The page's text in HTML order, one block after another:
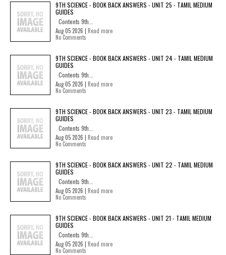
9TH SCIENCE - BOOK BACK ANSWERS - UNIT 25 - TAMIL MEDIUM
GUIDES
Contents 9th...
Aug 05 2026 | Read more
No Comments
9TH SCIENCE - BOOK BACK ANSWERS - UNIT 24 - TAMIL MEDIUM
GUIDES
Contents 9th...
Aug 05 2026 | Read more
No Comments
9TH SCIENCE - BOOK BACK ANSWERS - UNIT 23 - TAMIL MEDIUM
GUIDES
Contents 9th...
Aug 05 2026 | Read more
No Comments
9TH SCIENCE - BOOK BACK ANSWERS - UNIT 22 - TAMIL MEDIUM
GUIDES
Contents 9th...
Aug 05 2026 | Read more
No Comments
9TH SCIENCE - BOOK BACK ANSWERS - UNIT 21 - TAMIL MEDIUM
GUIDES
Contents 9th...
Aug 05 2026 | Read more
No Comments